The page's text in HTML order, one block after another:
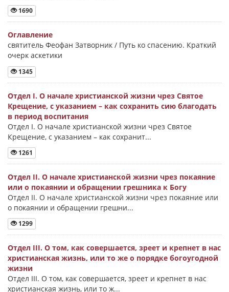
1690
Оглавление
святитель Феофан Затворник / Путь ко спасению. Краткий
очерк аскетики
1345
Отдел I. О начале христианской жизни чрез Святое
Крещение, с указанием – как сохранить сию благодать
в период воспитания
Отдел I. О начале христианской жизни чрез Святое
Крещение, с указанием – как сохранит...
1261
Отдел II. О начале христианской жизни чрез покаяние
или о покаянии и обращении грешника к Богу
Отдел II. О начале христианской жизни чрез покаяние или
о покаянии и обращении грешни...
1299
Отдел III. О том, как совершается, зреет и крепнет в нас
христианская жизнь, или то же о порядке богоугодной
жизни
Отдел III. О том, как совершается, зреет и крепнет в нас
христианская жизнь, или то ж...